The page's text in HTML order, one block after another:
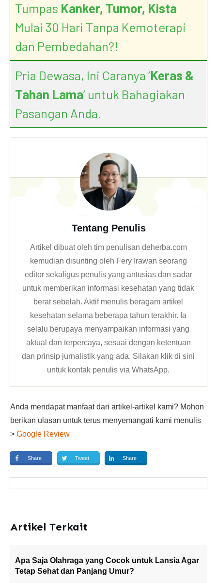
Tumpas Kanker, Tumor, Kista
Mulai 30 Hari Tanpa Kemoterapi
dan Pembedahan?!
Pria Dewasa, Ini Caranya ‘Keras &
Tahan Lama’ untuk Bahagiakan
Pasangan Anda.
Tentang Penulis
Artikel dibuat oleh tim penulisan deherba.com
kemudian disunting oleh Fery Irawan seorang
editor sekaligus penulis yang antusias dan sadar
untuk memberikan informasi kesehatan yang tidak
berat sebelah. Aktif menulis beragam artikel
kesehatan selama beberapa tahun terakhir. Ia
selalu berupaya menyampaikan informasi yang
aktual dan terpercaya, sesuai dengan ketentuan
dan prinsip jurnalistik yang ada. Silakan klikdi sini
untuk kontak penulis via WhatsApp.
Anda mendapat manfaat dari artikel-artikel kami? Mohon
berikan ulasan untuk terus menyemangati kami menulis
> Google Review
Share Tweet Share
Artikel Terkait
Apa Saja Olahraga yang Cocok untuk Lansia Agar
Tetap Sehat dan Panjang Umur?